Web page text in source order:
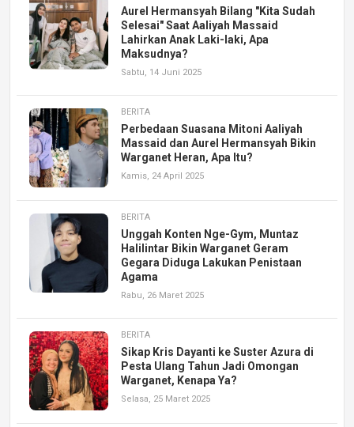
Aurel Hermansyah Bilang "Kita Sudah
Selesai" Saat Aaliyah Massaid
Lahirkan Anak Laki-laki, Apa
Maksudnya?
Sabtu, 14 Juni 2025
BERITA
Perbedaan Suasana Mitoni Aaliyah
Massaid dan Aurel Hermansyah Bikin
Warganet Heran, Apa Itu?
Kamis, 24 April 2025
BERITA
Unggah Konten Nge-Gym, Muntaz
Halilintar Bikin Warganet Geram
Gegara Diduga Lakukan Penistaan
Agama
Rabu, 26 Maret 2025
BERITA
Sikap Kris Dayanti ke Suster Azura di
Pesta Ulang Tahun Jadi Omongan
Warganet, Kenapa Ya?
Selasa, 25 Maret 2025